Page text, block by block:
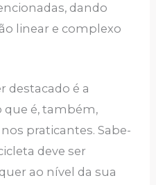
dando
linear e complexo
destacado é a
que é, também,
praticantes. Sabe-
deve ser
ao nível da sua